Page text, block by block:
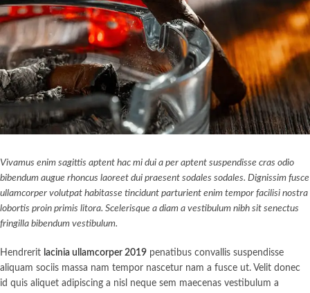
Vivamus enim sagittis aptent hac mi dui a per aptent suspendisse cras odio
bibendum augue rhoncus laoreet dui praesent sodales sodales. Dignissim fusce
ullamcorper volutpat habitasse tincidunt parturient enim tempor facilisi nostra
lobortis proin primis litora. Scelerisque a diam a vestibulum nibh sit senectus
fringilla bibendum vestibulum.
Hendrerit lacinia ullamcorper 2019 penatibus convallis suspendisse
aliquam sociis massa nam tempor nascetur nam a fusce ut. Velit donec
id quis aliquet adipiscing a nisl neque sem maecenas vestibulum a